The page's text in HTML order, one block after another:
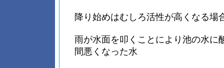
降り始めはむしろ活性が高くなる場
雨が水面を叩くことにより池の水に
間悪くなった水